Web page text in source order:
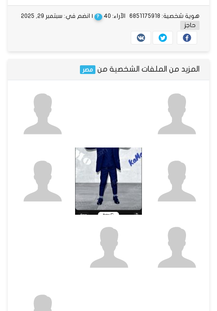
الآراء: 40 ? | انضم في: سبتمبر 29, 2025
هوية شخصية: 6851175918
حاجز
المزيد من الملفات الشخصية من مصر